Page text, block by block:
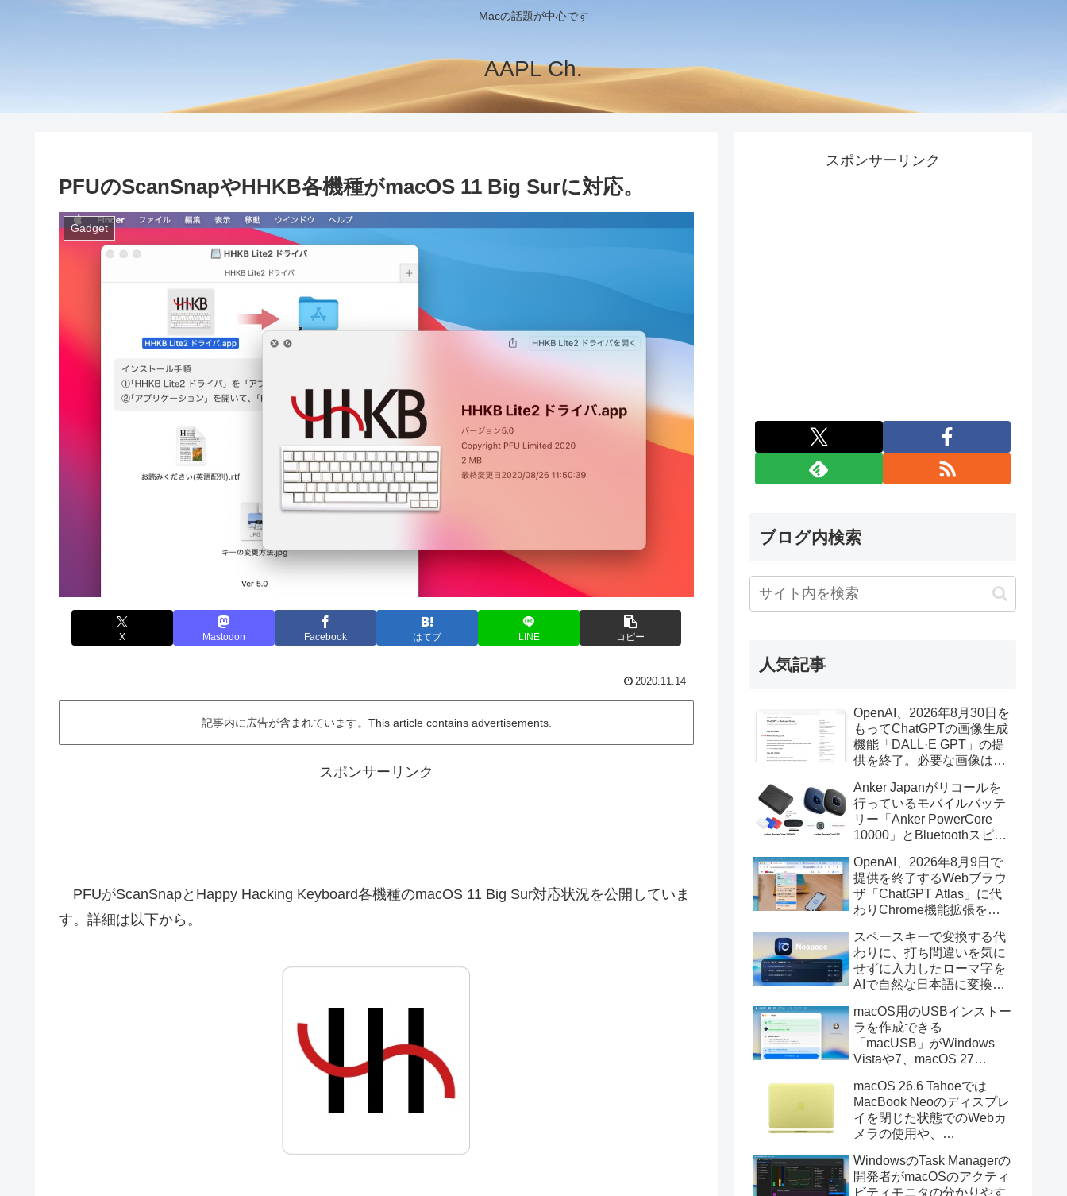
Macの話題が中心です
AAPL Ch.
PFUのScanSnapやHHKB各機種がmacOS 11 Big Surに対応。
Gadget
X Mastodon Facebook はてブ LINE コピー
2020.11.14
記事内に広告が含まれています。This article contains advertisements.
スポンサーリンク
PFUがScanSnapとHappy Hacking Keyboard各機種のmacOS 11 Big Sur対応状況を公開していま
す。詳細は以下から。
スポンサーリンク
ブログ内検索
人気記事
OpenAI、2026年8月30日を
もってChatGPTの画像生成
機能「DALL·E GPT」の提
供を終了。必要な画像は期
Anker Japanがリコールを
行っているモバイルバッテ
リー「Anker PowerCore
10000」とBluetoothスピー
辺を焼損する火災が6月に3
件発生していたそうなので
注意を。
OpenAI、2026年8月9日で
提供を終了するWebブラウ
ザ「ChatGPT Atlas」に代
わりChrome機能拡張をア
画の質問やAsk ChatGPT機
能を追加。
スペースキーで変換する代
わりに、打ち間違いを気に
せずに入力したローマ字を
AIで自然な日本語に変換し
力アプリ「Nospace」がリ
リース。
macOS用のUSBインストー
ラを作成できる
「macUSB」がWindows
Vistaや7、macOS 27
トーラの作成に対応。
macOS 26.6 Tahoeでは
MacBook Neoのディスプレ
イを閉じた状態でのWebカ
メラの使用や、
利用しMacBook Neoを復元
する際の安定性が向上。
WindowsのTask Managerの
開発者がmacOSのアクティ
ビティモニタの分かりやす